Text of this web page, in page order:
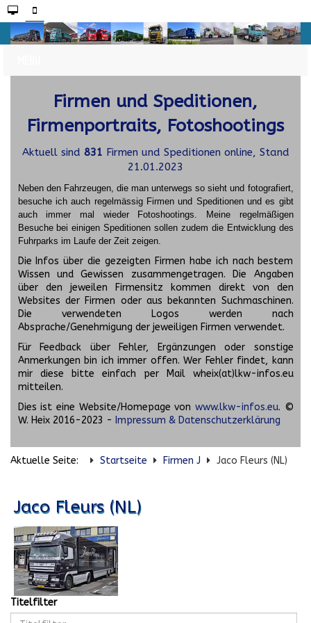
Firmen und Speditionen,
Firmenportraits, Fotoshootings
Aktuell sind 831 Firmen und Speditionen online, Stand
21.01.2023
Neben den Fahrzeugen, die man unterwegs so sieht und fotografiert,
besuche ich auch regelmässig Firmen und Speditionen und es gibt
auch immer mal wieder Fotoshootings.
Meine regelmäßigen
Besuche bei einigen Speditionen sollen zudem die Entwicklung des
Fuhrparks im Laufe der Zeit zeigen.
Die Infos über die gezeigten Firmen habe ich nach bestem
Wissen und Gewissen zusammengetragen. Die Angaben
über den jeweilen Firmensitz kommen direkt von den
Websites der Firmen oder aus bekannten Suchmaschinen.
Die verwendeten Logos werden nach
Absprache/Genehmigung der jeweiligen Firmen verwendet.
Für Feedback über Fehler, Ergänzungen oder sonstige
Anmerkungen bin ich immer offen. Wer Fehler findet, kann
mir diese bitte einfach per Mail wheix(at)lkw-infos.eu
mitteilen.
Dies ist eine Website/Homepage von www.lkw-infos.eu. ©
W. Heix 2016-2023 - Impressum & Datenschutzerklärung
Aktuelle Seite: Startseite Firmen J Jaco Fleurs (NL)
Jaco Fleurs (NL)
Titelfilter